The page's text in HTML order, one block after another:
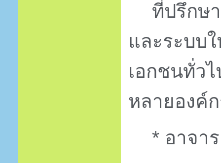
ที่ปรึกษ
และระบบ
เอกชนทั่ว
หลายองค์
* อาจา